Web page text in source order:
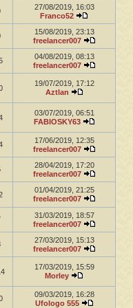
27/08/2019, 16:03
Franco52
15/08/2019, 23:13
freelancer007
04/08/2019, 08:13
freelancer007
19/07/2019, 17:12
Aztlan
03/07/2019, 06:51
FABIOSKY63
17/06/2019, 12:35
freelancer007
28/04/2019, 17:20
freelancer007
01/04/2019, 21:25
freelancer007
31/03/2019, 18:57
freelancer007
27/03/2019, 15:13
freelancer007
17/03/2019, 15:59
Morley
09/03/2019, 16:28
Ufologo 555